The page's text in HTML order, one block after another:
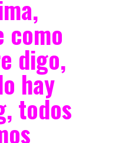
como
digo,
hay
todos